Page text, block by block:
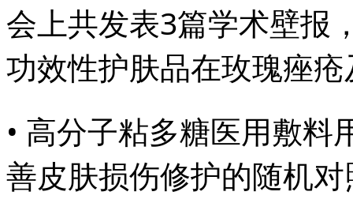
会上共发表3篇学术壁报
功效性护肤品在玫瑰痤
• 高分子粘多糖医用敷料
善皮肤损伤修护的随机